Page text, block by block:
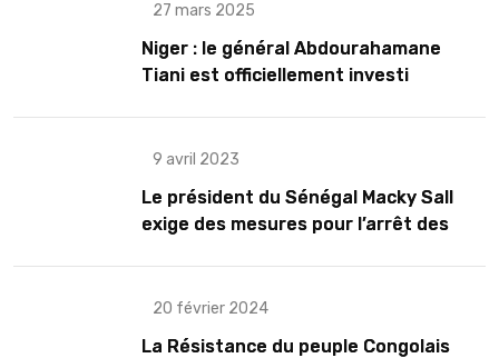
27 mars 2025
Niger : le général Abdourahamane
Tiani est officiellement investi
9 avril 2023
Le président du Sénégal Macky Sall
exige des mesures pour l’arrêt des
20 février 2024
La Résistance du peuple Congolais